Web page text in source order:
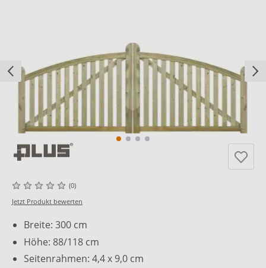
(0)
Jetzt Produkt bewerten
Breite: 300 cm
Höhe: 88/118 cm
Seitenrahmen: 4,4 x 9,0 cm